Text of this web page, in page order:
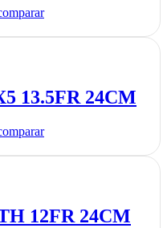
13.5FR 24CM
12FR 24CM